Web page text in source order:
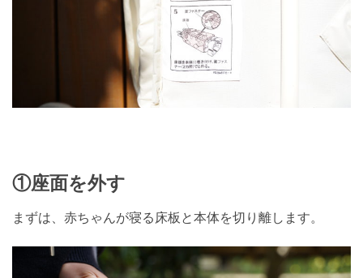
①座面を外す
まずは、赤ちゃんが寝る床板と本体を切り離します。